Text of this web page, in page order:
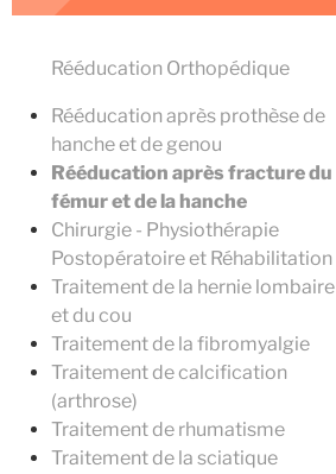
Rééducation Orthopédique
Rééducation après prothèse de
hanche et de genou
Rééducation après fracture du
fémur et de la hanche
Chirurgie - Physiothérapie
Postopératoire et Réhabilitation
Traitement de la hernie lombaire
et du cou
Traitement de la fibromyalgie
Traitement de calcification
(arthrose)
Traitement de rhumatisme
Traitement de la sciatique